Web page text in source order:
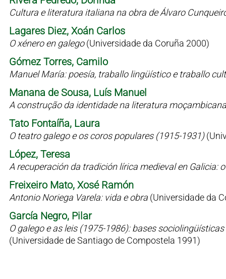
Cultura e literatura italiana na obra de Álvaro
Lagares Diez, Xoán Carlos
O xénero en galego(Universidade da Coruña 2000)
Gómez Torres, Camilo
Manuel María: poesía, traballo lingüístico e traballo
Manana de Sousa, Luís Manuel
A construção da identidade na literatura
Tato Fontaíña, Laura
O teatro galego e os coros populares (1915-1931)
López, Teresa
A recuperación da tradición lírica medieval en Galicia:
Freixeiro Mato, Xosé Ramón
Antonio Noriega Varela: vida e obra (Universidade da
García Negro, Pilar
O galego e as leis (1975-1986): bases
(Universidade de Santiago de Compostela 1991)